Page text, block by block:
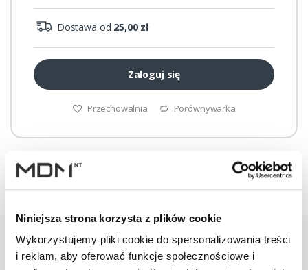
Niniejsza strona korzysta z plików cookie
Wykorzystujemy pliki cookie do spersonalizowania treści
i reklam, aby oferować funkcje społecznościowe i
Dostawa od 25,00 zł
Zaloguj się
Przechowalnia Porównywarka